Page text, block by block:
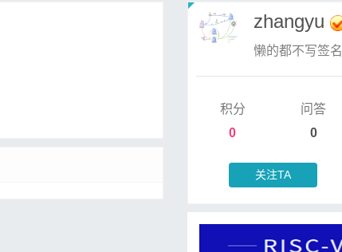
zhangyu
懒的都不写签名
积分
0
问答
0
关注TA